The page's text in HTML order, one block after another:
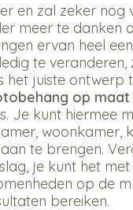
en zal zeker nog
meer te
ervan heel
te
juiste ontwerp
op maat
Je kunt hiermee
te brengen.
je kunt het
op de
bereiken.